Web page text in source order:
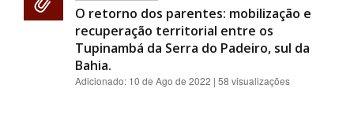
O retorno dos parentes: mobilização e
recuperação territorial entre os
Tupinambá da Serra do Padeiro, sul da
Bahia.
Adicionado: 10 de Ago de 2022 | 58 visualizações